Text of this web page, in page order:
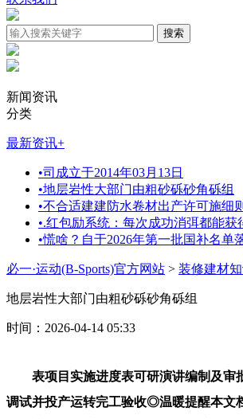
新闻资讯
分类
最新资讯+
•司成立于2014年03月13日
•地层岩性大部门由粗砂砾砂角砾组
•不合适建建防水卷材出产许可施细
•.红包励系统：每次成功消弭都能获
•慌啥？自于2026年第一批国补名单
必一·运动(B-Sports)官方网站 > 装修建材
地层岩性大部门由粗砂砾砂角砾组
时间：2026-04-14 05:33
表项目实施进度表可研演讲编制及审批
调试并投产运转完工验收◎温暖提醒本文